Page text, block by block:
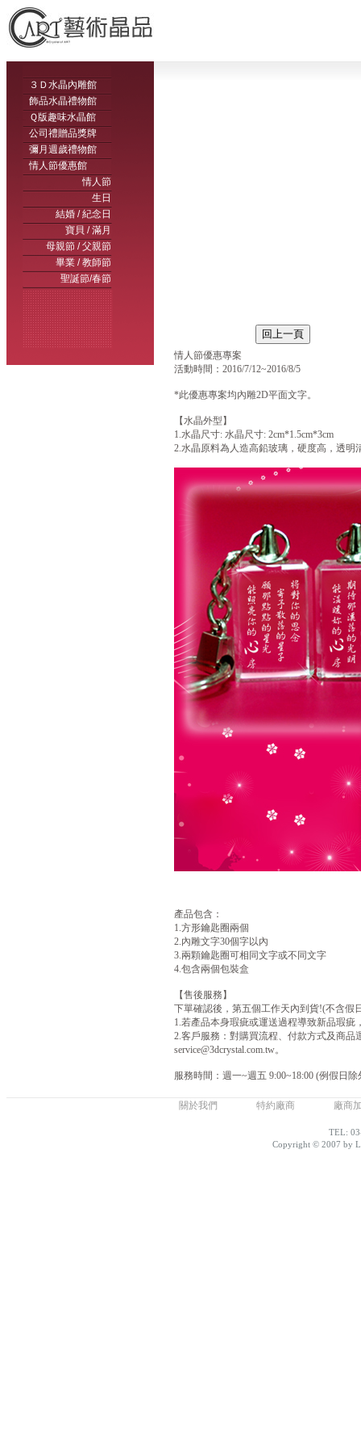
３Ｄ水晶內雕館
飾品水晶禮物館
Ｑ版趣味水晶館
公司禮贈品獎牌
彌月週歲禮物館
情人節優惠館
情人節
生日
結婚 / 紀念日
寶貝 / 滿月
母親節 / 父親節
畢業 / 教師節
聖誕節/春節
情人節優惠專案
活動時間：2016/7/12~2016/8/5
*此優惠專案均內雕2D平面文字。
【水晶外型】
1.水晶尺寸: 水晶尺寸: 2cm*1.5cm*3cm
2.水晶原料為人造高鉛玻璃，硬度高，透明
產品包含：
1.方形鑰匙圈兩個
2.內雕文字30個字以內
3.兩顆鑰匙圈可相同文字或不同文字
4.包含兩個包裝盒
【售後服務】
下單確認後，第五個工作天內到貨!(不含假
1.若產品本身瑕疵或運送過程導致新品瑕疵
2.客戶服務：對購買流程、付款方式及商品
service@3dcrystal.com.tw。
服務時間：週一~週五 9:00~18:00 (例假日除
關於我們 特約廠商 廠商
TEL:
Copyright © 2007 by